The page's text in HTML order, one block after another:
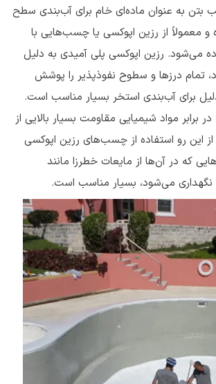
به عنوان ماده‌ای خام برای آب‌بندی سطح
و معمولاً از رزین اپوکسی یا چسب‌هایی با
می‌شود. رزین اپوکسی پلی آمیدی به دلیل
تمام درزها و سطوح نفوذپذیر را پوشش
برای آب‌بندی استخر بسیار مناسب است.
مواد شیمیایی مقاومت بسیار بالایی از
این‌ رو استفاده از چسب‌های رزین اپوکسی
که در آن‌ها از مایعات خطرزا مانند
می‌شود، بسیار مناسب است.